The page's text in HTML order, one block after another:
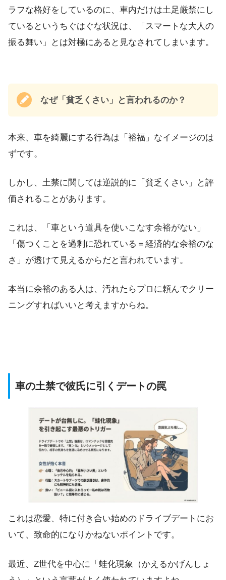
ラフな格好をしているのに、車内だけは土足厳禁にし
ているというちぐはぐな状況は、「スマートな大人の
振る舞い」とは対極にあると見なされてしまいます。
なぜ「貧乏くさい」と言われるのか？
本来、車を綺麗にする行為は「裕福」なイメージのは
ずです。
しかし、土禁に関しては逆説的に「貧乏くさい」と評
価されることがあります。
これは、「車という道具を使いこなす余裕がない」
「傷つくことを過剰に恐れている＝経済的な余裕のな
さ」が透けて見えるからだと言われています。
本当に余裕のある人は、汚れたらプロに頼んでクリー
ニングすればいいと考えますからね。
車の土禁で彼氏に引くデートの罠
これは恋愛、特に付き合い始めのドライブデートにお
いて、致命的になりかねないポイントです。
最近、Z世代を中心に「蛙化現象（かえるかげんしょ